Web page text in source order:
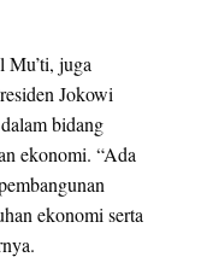
Mu’ti, juga
Jokowi
bidang
ekonomi. “Ada
ekonomi serta